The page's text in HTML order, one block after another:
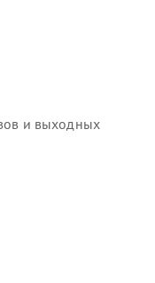
и выходных